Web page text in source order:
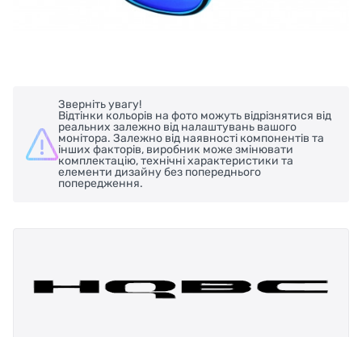
Зверніть увагу!
Відтінки кольорів на фото можуть відрізнятися від
реальних залежно від налаштувань вашого
монітора. Залежно від наявності компонентів та
інших факторів, виробник може змінювати
комплектацію, технічні характеристики та
елементи дизайну без попереднього
попередження.